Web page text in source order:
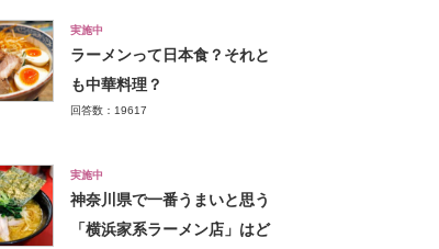
実施中
ラーメンって日本食？それと
も中華料理？
回答数：19617
実施中
神奈川県で一番うまいと思う
「横浜家系ラーメン店」はど